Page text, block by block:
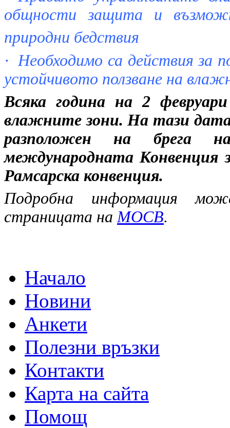
общности защита и
природни бедствия
· Необходимо са действия за
устойчивото ползване на
Всяка година на 2
влажните зони. На тази дата
разположен на брега
международната Конвенция
Рамсарска конвенция.
Подробна информация
страницата на МОСВ.
Начало
Новини
Анкети
Полезни връзки
Контакти
Карта на сайта
Помощ